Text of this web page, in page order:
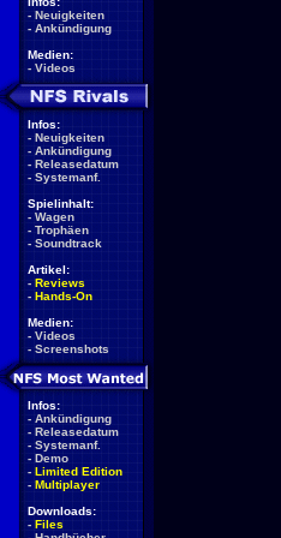
- Neuigkeiten
- Ankündigung
Medien:
- Videos
Infos:
- Neuigkeiten
- Ankündigung
- Releasedatum
- Systemanf.
Spielinhalt:
- Wagen
- Trophäen
- Soundtrack
Artikel:
- Reviews
- Hands-On
Medien:
- Videos
- Screenshots
Infos:
- Ankündigung
- Releasedatum
- Systemanf.
- Demo
- Limited Edition
- Multiplayer
Downloads:
- Files